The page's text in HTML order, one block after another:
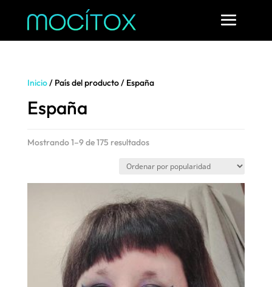
Inicio/ País del producto / España
España
Mostrando 1–9 de 175 resultadosOrdenado
popularidad